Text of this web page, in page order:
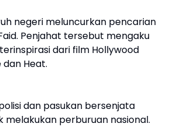
negeri meluncurkan pencarian
Penjahat tersebut mengaku
dari film Hollywood
Heat.
dan pasukan bersenjata
melakukan perburuan nasional.